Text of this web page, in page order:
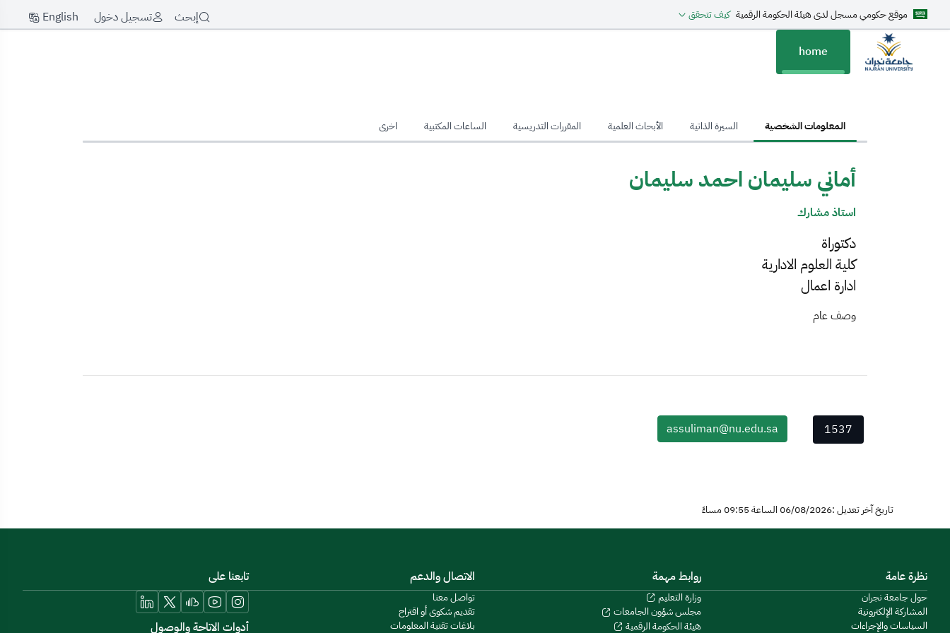
موقع حكومي مسجل لدى هيئة الحكومة الرقمية كيف تتحقق إبحث تسجيل دخول English
home
المعلومات الشخصية السيرة الذاتية الأبحاث العلمية المقررات التدريسية الساعات المكتبية اخرى
أماني سليمان احمد سليمان
استاذ مشارك
دكتوراة
كلية العلوم الادارية
ادارة اعمال
وصف عام
1537
assuliman@nu.edu.sa
تاريخ آخر تعديل :06/08/2026 الساعة 09:55 مساءً
نظرة عامة
حول جامعة نجران
المشاركة الإلكترونية
السياسات والإجراءات
روابط مهمة
وزارة التعليم
مجلس شؤون الجامعات
هيئة الحكومة الرقمية
الاتصال والدعم
تواصل معنا
تقديم شكوى أو اقتراح
بلاغات تقنية المعلومات
تابعنا على
أدوات الاتاحة والوصول